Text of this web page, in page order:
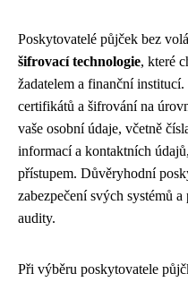
Poskytovatelé půjček bez
šifrovací technologie, které
žadatelem a finanční
certifikátů a šifrování na
vaše osobní údaje, včetně
informací a kontaktních
přístupem. Důvěryhodní
zabezpečení svých systémů
audity.
Při výběru poskytovatele